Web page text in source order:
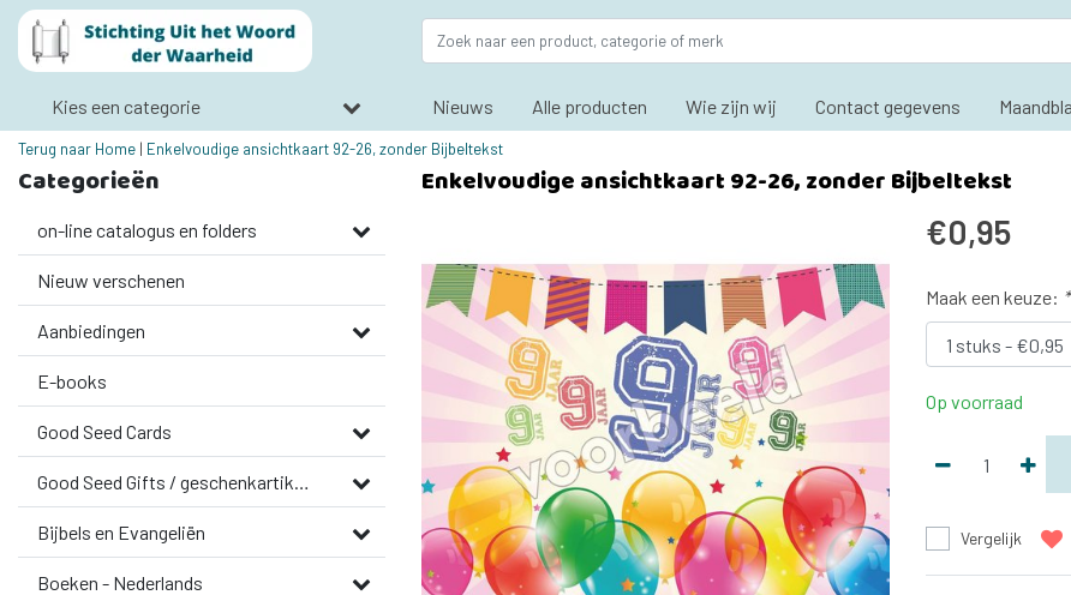
Kies een categorie Nieuws Alle producten Wie zijn wij Contact gegevens
Terug naar Home | Enkelvoudige ansichtkaart 92-26, zonder Bijbeltekst
Categorieën
on-line catalogus en folders
Nieuw verschenen
Aanbiedingen
E-books
Good Seed Cards
Good Seed Gifts / geschenkartikelen
Bijbels en Evangeliën
Boeken - Nederlands
Enkelvoudige ansichtkaart 92-26, zonder Bijbeltekst
€0,95
Maak een keuze: *
Op voorraad
Vergelijk